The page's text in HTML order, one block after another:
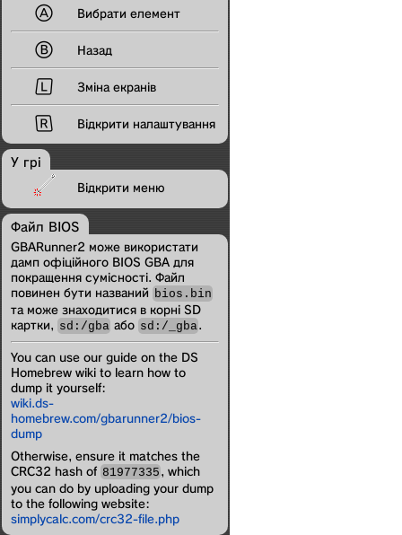
 Вибрати елемент
 Назад
 Зміна екранів
 Відкрити налаштування
У грі
Відкрити меню
Файл BIOS
GBARunner2 може використати
дамп офіційного BIOS GBA для
покращення сумісності. Файл
повинен бути названий bios.bin
та може знаходитися в корні SD
картки, sd:/gba абоsd:/_gba.
You can use our guide on the DS
Homebrew wiki to learn how to
dump it yourself:
wiki.ds-
homebrew.com/gbarunner2/bios-
dump
Otherwise, ensure it matches the
CRC32 hash of 81977335, which
you can do by uploading your dump
to the following website:
simplycalc.com/crc32-file.php